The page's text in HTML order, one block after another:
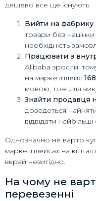
дешево все ще існують:
Вийти на фабрику
товари без
необхідність
Працювати з
Alibaba зросли,
на маркетплейс
мовою, тож для
Знайти продавця
доведеться
відвідати
Однозначно не варто
маркетплейсах на
вкрай невигідно.
На чому не
перевезенні